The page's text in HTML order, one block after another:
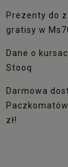
Prezenty do
gratisy w
Dane o
Stooq
Darmowa
zł!